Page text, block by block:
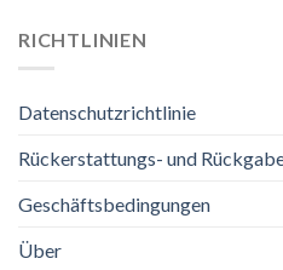
RICHTLINIEN
Datenschutzrichtlinie
Rückerstattungs- und
Geschäftsbedingungen
Über